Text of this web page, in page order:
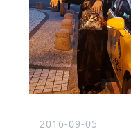
2016-09-05